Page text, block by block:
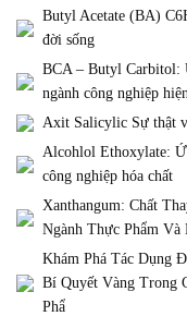
Butyl Acetate (BA)
đời sống
BCA – Butyl Carbitol:
ngành công nghiệp
Axit Salicylic Sự thật
Alcohlol Ethoxylate:
công nghiệp hóa chất
Xanthangum: Chất
Ngành Thực Phẩm Và
Khám Phá Tác Dụng
Bí Quyết Vàng Trong
Phẩ